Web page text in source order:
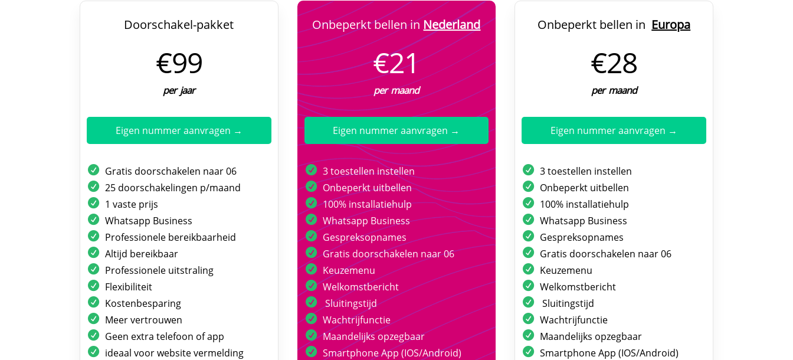
Doorschakel-pakket
€99
per jaar
Eigen nummer aanvragen →
Gratis doorschakelen naar 06
25 doorschakelingen p/maand
1 vaste prijs
Whatsapp Business
Professionele bereikbaarheid
Altijd bereikbaar
Professionele uitstraling
Flexibiliteit
Kostenbesparing
Meer vertrouwen
Geen extra telefoon of app
ideaal voor website vermelding
Onbeperkt bellen in Nederland
€21
per maand
Eigen nummer aanvragen →
3 toestellen instellen
Onbeperkt uitbellen
100% installatiehulp
Whatsapp Business
Gespreksopnames
Gratis doorschakelen naar 06
Keuzemenu
Welkomstbericht
Sluitingstijd
Wachtrijfunctie
Maandelijks opzegbaar
Smartphone App (IOS/Android)
Onbeperkt bellen in Europa
€28
per maand
Eigen nummer aanvragen →
3 toestellen instellen
Onbeperkt uitbellen
100% installatiehulp
Whatsapp Business
Gespreksopnames
Gratis doorschakelen naar 06
Keuzemenu
Welkomstbericht
Sluitingstijd
Wachtrijfunctie
Maandelijks opzegbaar
Smartphone App (IOS/Android)